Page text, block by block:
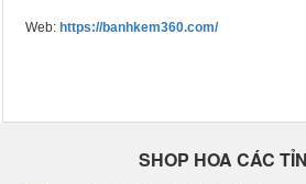
Web: https://banhkem360.com/
SHOP HOA CÁC